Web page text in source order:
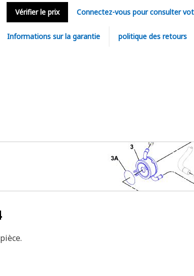
Vérifier le prix Connectez-vous pour consulter
Informations sur la garantie politique des retours